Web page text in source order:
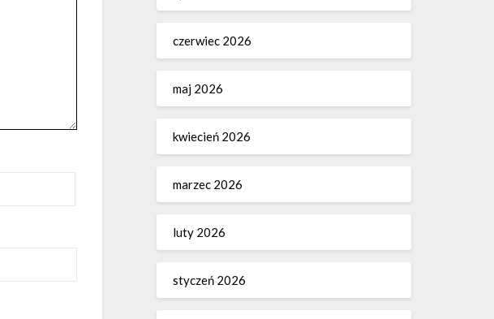
czerwiec 2026
maj 2026
kwiecień 2026
marzec 2026
luty 2026
styczeń 2026